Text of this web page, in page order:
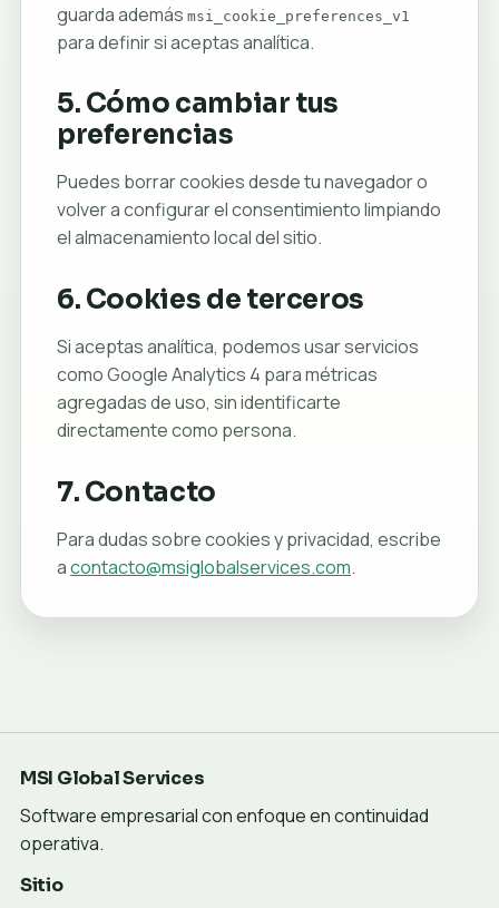
guarda además msi_cookie_preferences_v1
para definir si aceptas analítica.
5. Cómo cambiar tus
preferencias
Puedes borrar cookies desde tu navegador o
volver a configurar el consentimiento limpiando
el almacenamiento local del sitio.
6. Cookies de terceros
Si aceptas analítica, podemos usar servicios
como Google Analytics 4 para métricas
agregadas de uso, sin identificarte
directamente como persona.
7. Contacto
Para dudas sobre cookies y privacidad, escribe
acontacto@msiglobalservices.com.
MSI Global Services
Software empresarial con enfoque en continuidad
operativa.
Sitio